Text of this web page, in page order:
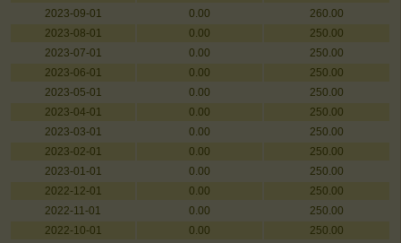
2023-09-01
0.00
260.00
2023-08-01
0.00
250.00
2023-07-01
0.00
250.00
2023-06-01
0.00
250.00
2023-05-01
0.00
250.00
2023-04-01
0.00
250.00
2023-03-01
0.00
250.00
2023-02-01
0.00
250.00
2023-01-01
0.00
250.00
2022-12-01
0.00
250.00
2022-11-01
0.00
250.00
2022-10-01
0.00
250.00